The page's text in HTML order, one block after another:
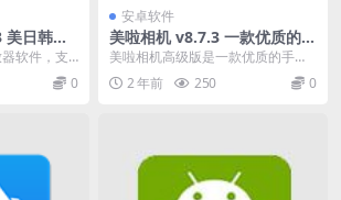
美日韩
去广告纯
软件，支
有独特的
0
安卓软件
美啦相机 v8.7.3 一款优质的手
机美颜相机
美啦相机高级版是一款优质的手机
美颜相机，这里能够为用户提供各
种专业的相机功能，还...
2 年前 250 0